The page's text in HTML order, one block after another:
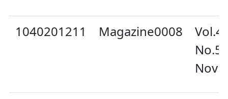
1040201211 Magazine0008
Nov